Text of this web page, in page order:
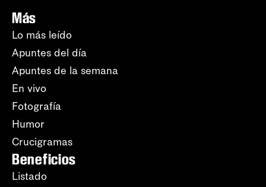
Más
Lo más leído
Apuntes del día
Apuntes de la semana
En vivo
Fotografía
Humor
Crucigramas
Beneficios
Listado